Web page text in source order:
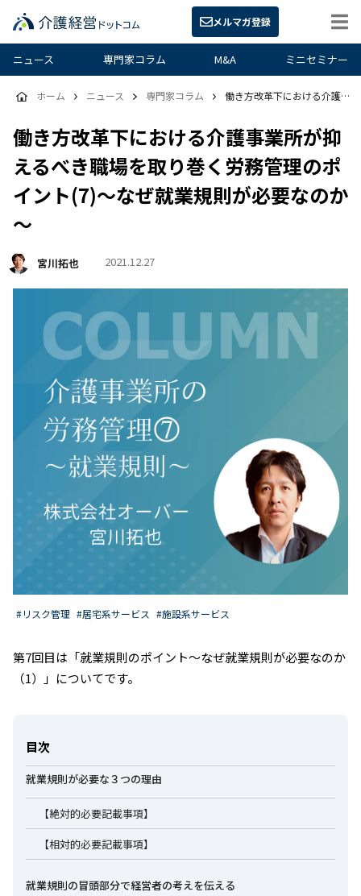
メルマガ登録
ニュース 専門家コラム M&A ミニセミナー
働き方改革下における介護事業所が抑
えるべき職場を取り巻く労務管理のポ
イント(7)～なぜ就業規則が必要なのか
～
宮川拓也 2021.12.27
ホーム ニュース 専門家コラム 働き方改革下における介護事業所が抑えるべき職場を取り巻く労務管理のポイント(7)～なぜ就業規則が必要なのか～
#リスク管理 #居宅系サービス #施設系サービス
第7回目は「就業規則のポイント〜なぜ就業規則が必要なのか
（1）」についてです。
目次
就業規則が必要な３つの理由
【絶対的必要記載事項】
【相対的必要記載事項】
就業規則の冒頭部分で経営者の考えを伝える